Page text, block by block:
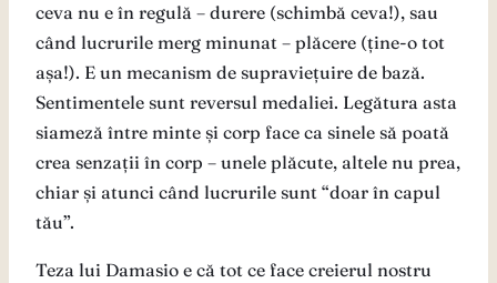
ceva nu e în regulă – durere (schimbă ceva!), sau
când lucrurile merg minunat – plăcere (ține-o tot
așa!). E un mecanism de supraviețuire de bază.
Sentimentele sunt reversul medaliei. Legătura asta
siameză între minte și corp face ca sinele să poată
crea senzații în corp – unele plăcute, altele nu prea,
chiar și atunci când lucrurile sunt “doar în capul
tău”.
Teza lui Damasio e că tot ce face creierul nostru